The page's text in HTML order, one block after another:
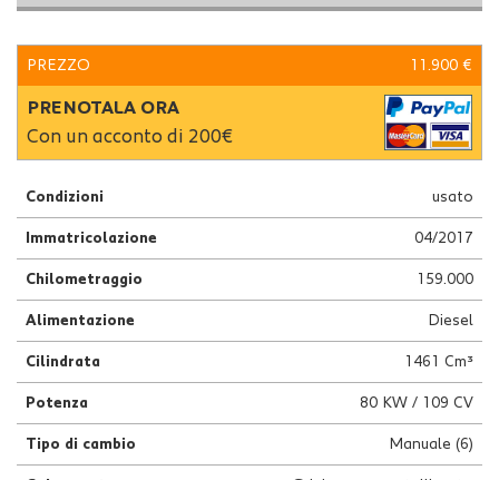
PREZZO 11.900 €
PRENOTALA ORA
Con un acconto di 200€
Condizioni usato
Immatricolazione 04/2017
Chilometraggio 159.000
Alimentazione Diesel
Cilindrata 1461 Cm³
Potenza 80 KW / 109 CV
Tipo di cambio Manuale (6)